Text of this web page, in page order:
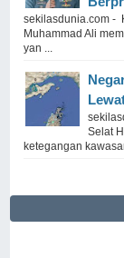
sekilasdunia.com -
Muhammad Ali
yan ...
Selat
ketegangan